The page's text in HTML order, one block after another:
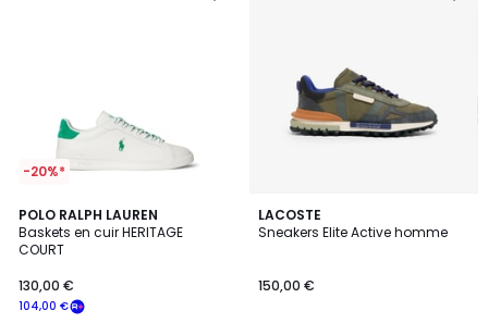
-20%*
POLO RALPH LAUREN
Baskets en cuir HERITAGE
COURT
104,00 €
130,00 €
5
/
5
2
Couleurs
LACOSTE
Sneakers Elite Active homme
150,00 €
2
Couleurs